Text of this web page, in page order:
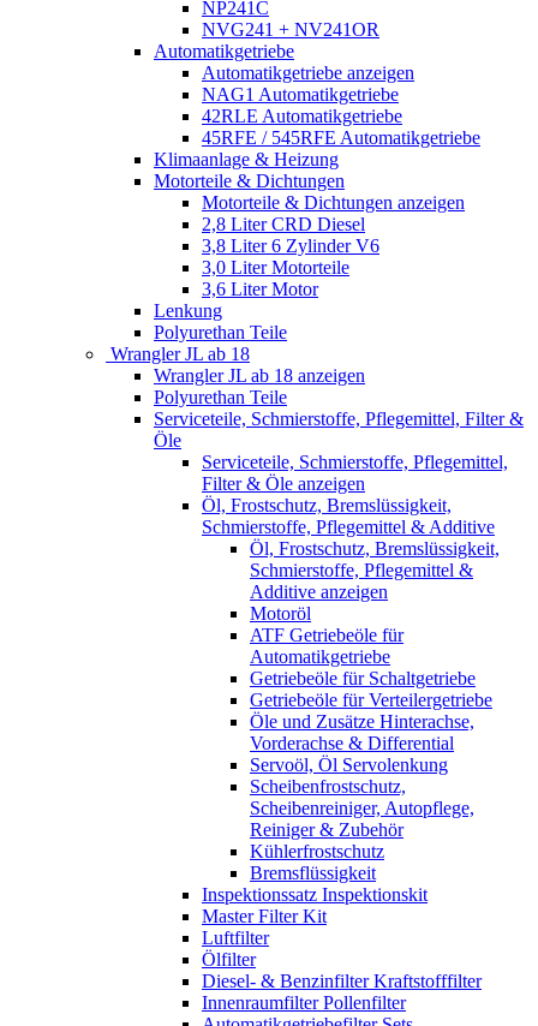
NP241C
NVG241 + NV241OR
Automatikgetriebe
Automatikgetriebe anzeigen
NAG1 Automatikgetriebe
42RLE Automatikgetriebe
45RFE / 545RFE Automatikgetriebe
Klimaanlage & Heizung
Motorteile & Dichtungen
Motorteile & Dichtungen anzeigen
2,8 Liter CRD Diesel
3,8 Liter 6 Zylinder V6
3,0 Liter Motorteile
3,6 Liter Motor
Lenkung
Polyurethan Teile
Wrangler JL ab 18
Wrangler JL ab 18 anzeigen
Polyurethan Teile
Serviceteile, Schmierstoffe, Pflegemittel, Filter &
Öle
Serviceteile, Schmierstoffe, Pflegemittel,
Filter & Öle anzeigen
Öl, Frostschutz, Bremslüssigkeit,
Schmierstoffe, Pflegemittel & Additive
Öl, Frostschutz, Bremslüssigkeit,
Schmierstoffe, Pflegemittel &
Additive anzeigen
Motoröl
ATF Getriebeöle für
Automatikgetriebe
Getriebeöle für Schaltgetriebe
Getriebeöle für Verteilergetriebe
Öle und Zusätze Hinterachse,
Vorderachse & Differential
Servoöl, Öl Servolenkung
Scheibenfrostschutz,
Scheibenreiniger, Autopflege,
Reiniger & Zubehör
Kühlerfrostschutz
Bremsflüssigkeit
Inspektionssatz Inspektionskit
Master Filter Kit
Luftfilter
Ölfilter
Diesel- & Benzinfilter Kraftstofffilter
Innenraumfilter Pollenfilter